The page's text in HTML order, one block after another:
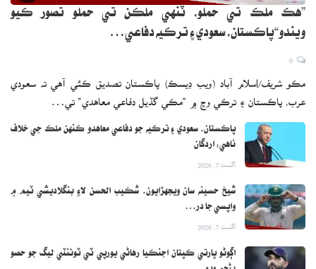
”هڪ ملڪ تي حملو، ٽنهي ملڪن تي حملو تصور ڪيو
ويندو“پاڪستان، سعودي ۽ ترڪيه دفاعي…
مڪو شريف/اسلام آباد (ويب ڊيسڪ) پاڪستان تصديق ڪئي آهي ته سعودي
عرب، پاڪستان ۽ ترڪي وچ ۾ ”مڪي گڏيل دفاعي معاهدي“ تي…
پاڪستان، سعودي ۽ ترڪيه جو دفاعي معاهدو ڪنهن ملڪ جي خلاف
ناهي: اردگان
اگست 7, 2026
شيخ حسينه سان ويجهڙايون، شڪيب الحسن لاءِ بنگلاديشي ٽيم ۾
واپسي جا در…
اگست 7, 2026
اڳوڻو ڀارتي ڪپتان اجنڪيا رهاڻي يورپي ٽي ٽوئنٽي ليگ جو حصو